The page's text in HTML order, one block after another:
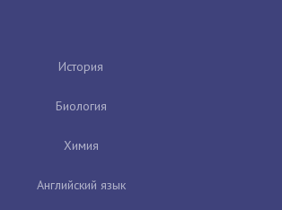
История
Биология
Химия
Английский язык